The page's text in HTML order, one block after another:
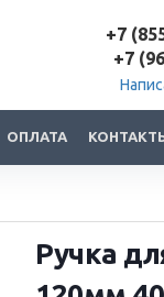
+7
+7
ОПЛАТА
Ручка